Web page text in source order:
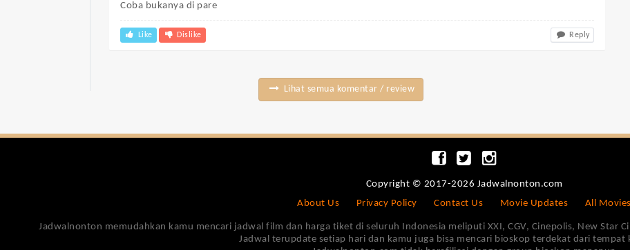
Coba bukanya di pare
Like Dislike Reply
Lihat semua komentar / review
Copyright © 2017-2026 Jadwalnonton.com
About Us
Privacy Policy Contact Us Movie Updates All Movies
Jadwalnonton memudahkan kamu mencari jadwal film dan harga tiket di seluruh Indonesia meliputi XXI, CGV, Cinepolis, New Star
Jadwal terupdate setiap hari dan kamu juga bisa mencari bioskop terdekat dari tempat